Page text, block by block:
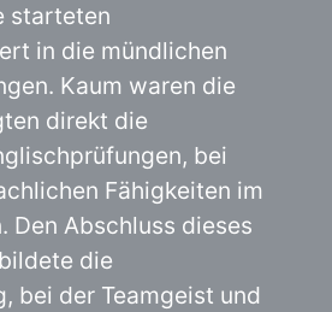
starteten
in die mündlichen
Kaum waren die
direkt die
bei
Fähigkeiten im
Den Abschluss dieses
die
bei der Teamgeist und